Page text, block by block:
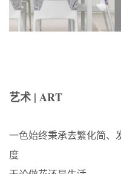
艺术 | ART
一色始终秉承去繁化简、
度